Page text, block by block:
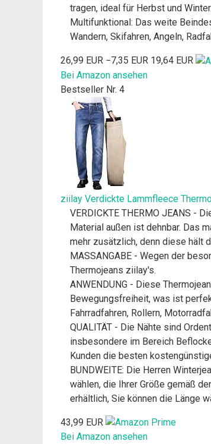
tragen, ideal für Herbst und Winter.
Multifunktional: Das weite
Wandern, Skifahren, Angeln,
26,99 EUR −7,35 EUR 19,64 EUR
Bei Amazon ansehen
Bestseller Nr. 4
ziilay Verdickte Lammfleece
VERDICKTE THERMO JEANS -
Material außen ist dehnbar. Das
mehr zusätzlich, denn diese hält
MASSANGABE - Wegen der
Thermojeans ziilay's.
ANWENDUNG - Diese
Bewegungsfreiheit, was ist
Fahrradfahren, Rollern,
QUALITÄT - Die Nähte sind
insbesondere im Bereich
Kunden die besten
BUNDWEITE: Die Herren
wählen, die Ihrer Größe gemäß
erhältlich, Sie können die Länge
43,99 EUR
Bei Amazon ansehen